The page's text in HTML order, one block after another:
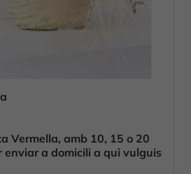
Vermella, amb 10, 15 o 20
enviar a domicili a qui vulguis